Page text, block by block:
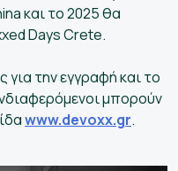
και το 2025 θα
Days Crete.
την εγγραφή και το
μπορούν
www.devoxx.gr.